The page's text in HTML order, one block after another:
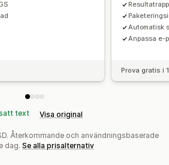
Automatisk
Anpassa e-
Prova gratis i
text Visa original
Återkommande och användningsbaserade
dag. Se alla prisalternativ